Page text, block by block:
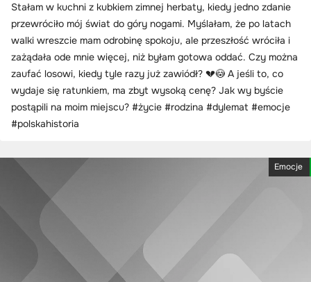
Stałam w kuchni z kubkiem zimnej herbaty, kiedy jedno zdanie
przewróciło mój świat do góry nogami. Myślałam, że po latach
walki wreszcie mam odrobinę spokoju, ale przeszłość wróciła i
zażądała ode mnie więcej, niż byłam gotowa oddać. Czy można
zaufać losowi, kiedy tyle razy już zawiódł? 💔😳 A jeśli to, co
wydaje się ratunkiem, ma zbyt wysoką cenę? Jak wy byście
postąpili na moim miejscu? #życie #rodzina #dylemat #emocje
#polskahistoria
Emocje